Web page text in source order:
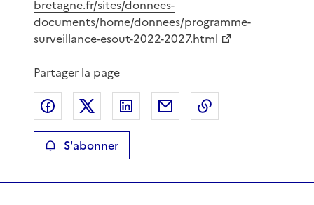
bretagne.fr/sites/donnees-
documents/home/donnees/programme-
surveillance-esout-2022-2027.html
Partager la page
Partager sur Facebook
Partager sur XPartager sur LinkedIn
Partager par email
S'abonner